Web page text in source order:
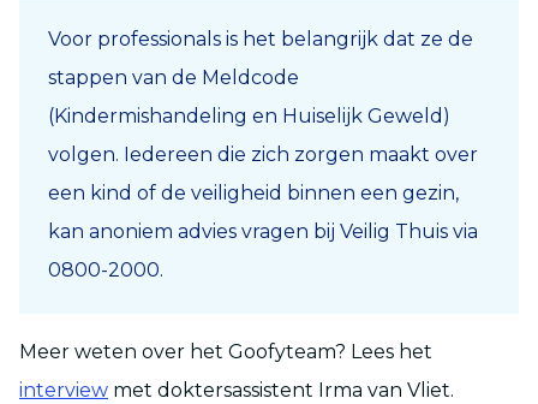
Voor professionals is het belangrijk dat ze de
stappen van de Meldcode
(Kindermishandeling en Huiselijk Geweld)
volgen. Iedereen die zich zorgen maakt over
een kind of de veiligheid binnen een gezin,
kan anoniem advies vragen bij Veilig Thuis via
0800-2000.
Meer weten over het Goofyteam? Lees het
interview met doktersassistent Irma van Vliet.